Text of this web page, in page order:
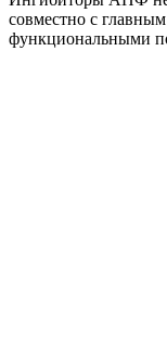
совместно с
функциональными